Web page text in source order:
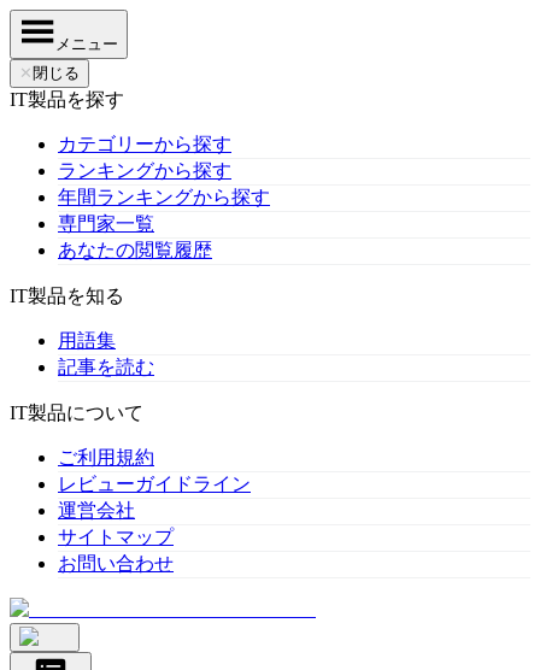
メニュー
✕ 閉じる
IT製品を探す
カテゴリーから探す
ランキングから探す
年間ランキングから探す
専門家一覧
あなたの閲覧履歴
IT製品を知る
用語集
記事を読む
IT製品について
ご利用規約
レビューガイドライン
運営会社
サイトマップ
お問い合わせ